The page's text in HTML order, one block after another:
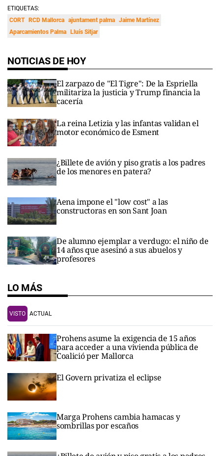
ETIQUETAS:
CORT
RCD Mallorca ajuntament palma Jaime Martínez
Aparcamientos Palma
Lluís Sitjar
NOTICIAS DE HOY
El zarpazo de "El Tigre": De la Espriella
militariza la justicia y Trump financia la
cacería
La reina Letizia y las infantas validan el
motor económico de Esment
¿Billete de avión y piso gratis a los padres
de los menores en patera?
Aena impone el "low cost" a las
constructoras en son Sant Joan
De alumno ejemplar a verdugo: el niño de
14 años que asesinó a sus abuelos y
profesores
LO MÁS
VISTO ACTUAL
Prohens asume la exigencia de 15 años
para acceder a una vivienda pública de
Coalició per Mallorca
El Govern privatiza el eclipse
Marga Prohens cambia hamacas y
sombrillas por escaños